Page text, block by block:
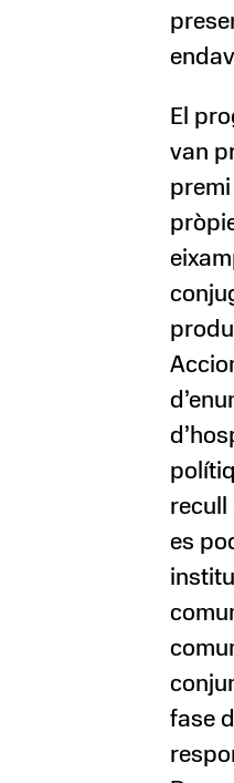
El
van
recull
es
fase